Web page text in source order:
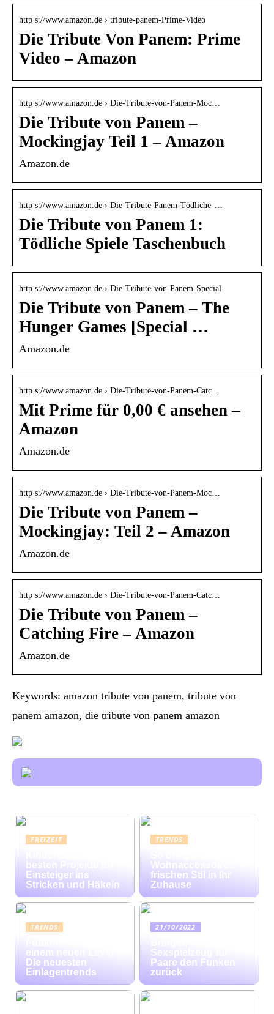
http s://www.amazon.de › tribute-panem-Prime-Video
Die Tribute Von Panem: Prime
Video – Amazon
http s://www.amazon.de › Die-Tribute-von-Panem-Moc…
Die Tribute von Panem –
Mockingjay Teil 1 – Amazon
Amazon.de
http s://www.amazon.de › Die-Tribute-Panem-Tödliche-…
Die Tribute von Panem 1:
Tödliche Spiele Taschenbuch
http s://www.amazon.de › Die-Tribute-von-Panem-Special
Die Tribute von Panem – The
Hunger Games [Special …
Amazon.de
http s://www.amazon.de › Die-Tribute-von-Panem-Catc…
Mit Prime für 0,00 € ansehen –
Amazon
Amazon.de
http s://www.amazon.de › Die-Tribute-von-Panem-Moc…
Die Tribute von Panem –
Mockingjay: Teil 2 – Amazon
Amazon.de
http s://www.amazon.de › Die-Tribute-von-Panem-Catc…
Die Tribute von Panem –
Catching Fire – Amazon
Amazon.de
Keywords: amazon tribute von panem, tribute von
panem amazon, die tribute von panem amazon
FREIZEIT
besten Projekte für
Einsteiger ins
Stricken und Häkeln
TRENDS
Wohnaccessoires
frischen Stil in Ihr
Zuhause
TRENDS
einem neuen Level:
Die neuesten
Einlagentrends
21/10/2022
Sexspielzeug für
Paare den Funken
zurück